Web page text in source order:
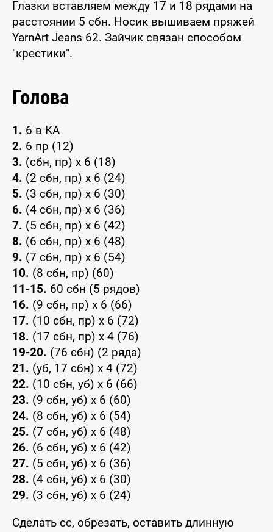
Глазки вставляем между 17 и 18 рядами на
расстоянии 5 сбн. Носик вышиваем пряжей
YarnArt Jeans 62. Зайчик связан способом
"крестики".
Голова
1. 6 в КА
2. 6 пр (12)
3. (сбн, пр) x 6 (18)
4. (2 сбн, пр) x 6 (24)
5. (3 сбн, пр) x 6 (30)
6. (4 сбн, пр) x 6 (36)
7. (5 сбн, пр) x 6 (42)
8. (6 сбн, пр) x 6 (48)
9. (7 сбн, пр) x 6 (54)
10. (8 сбн, пр) (60)
11-15. 60 сбн (5 рядов)
16. (9 сбн, пр) x 6 (66)
17. (10 сбн, пр) x 6 (72)
18. (17 сбн, пр) x 4 (76)
19-20. (76 сбн) (2 ряда)
21. (уб, 17 сбн) x 4 (72)
22. (10 сбн, уб) x 6 (66)
23. (9 сбн, уб) x 6 (60)
24. (8 сбн, уб) x 6 (54)
25. (7 сбн, уб) x 6 (48)
26. (6 сбн, уб) x 6 (42)
27. (5 сбн, уб) x 6 (36)
28. (4 сбн, уб) x 6 (30)
29. (3 сбн, уб) x 6 (24)
Сделать сс, обрезать, оставить длинную